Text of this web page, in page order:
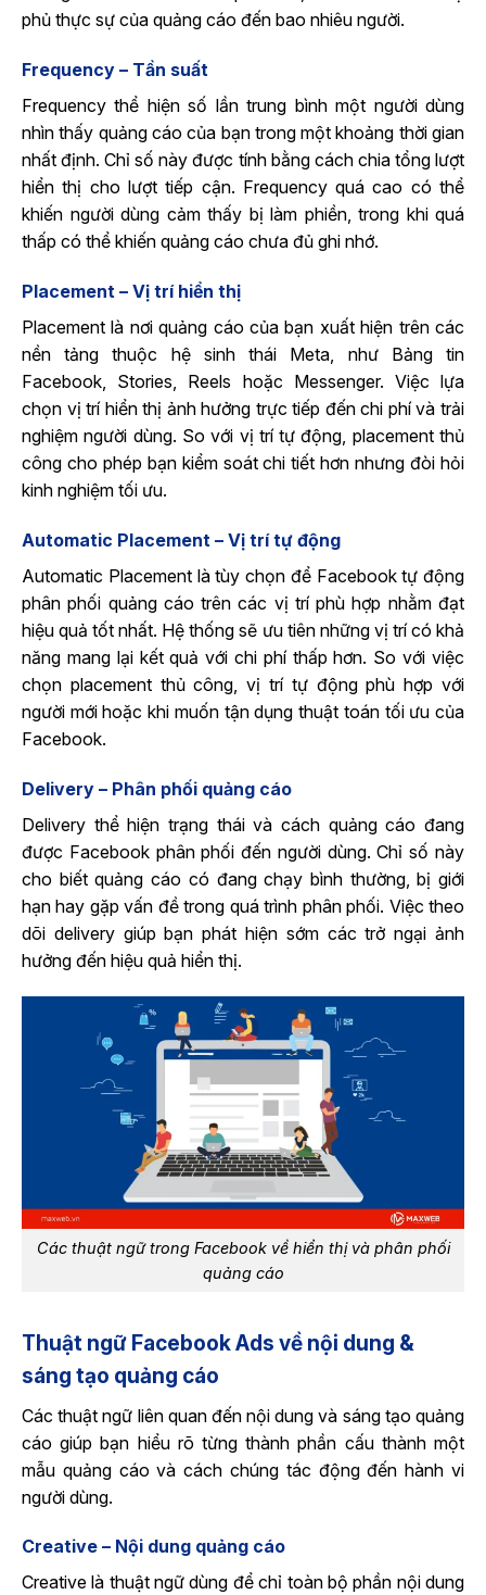
phủ thực sự của quảng cáo đến bao nhiêu người.
Frequency – Tần suất
Frequency thể hiện số lần trung bình một người dùng
nhìn thấy quảng cáo của bạn trong một khoảng thời gian
nhất định. Chỉ số này được tính bằng cách chia tổng lượt
hiển thị cho lượt tiếp cận. Frequency quá cao có thể
khiến người dùng cảm thấy bị làm phiền, trong khi quá
thấp có thể khiến quảng cáo chưa đủ ghi nhớ.
Placement – Vị trí hiển thị
Placement là nơi quảng cáo của bạn xuất hiện trên các
nền tảng thuộc hệ sinh thái Meta, như Bảng tin
Facebook, Stories, Reels hoặc Messenger. Việc lựa
chọn vị trí hiển thị ảnh hưởng trực tiếp đến chi phí và trải
nghiệm người dùng. So với vị trí tự động, placement thủ
công cho phép bạn kiểm soát chi tiết hơn nhưng đòi hỏi
kinh nghiệm tối ưu.
Automatic Placement – Vị trí tự động
Automatic Placement là tùy chọn để Facebook tự động
phân phối quảng cáo trên các vị trí phù hợp nhằm đạt
hiệu quả tốt nhất. Hệ thống sẽ ưu tiên những vị trí có khả
năng mang lại kết quả với chi phí thấp hơn. So với việc
chọn placement thủ công, vị trí tự động phù hợp với
người mới hoặc khi muốn tận dụng thuật toán tối ưu của
Facebook.
Delivery – Phân phối quảng cáo
Delivery thể hiện trạng thái và cách quảng cáo đang
được Facebook phân phối đến người dùng. Chỉ số này
cho biết quảng cáo có đang chạy bình thường, bị giới
hạn hay gặp vấn đề trong quá trình phân phối. Việc theo
dõi delivery giúp bạn phát hiện sớm các trở ngại ảnh
hưởng đến hiệu quả hiển thị.
Các thuật ngữ trong Facebook về hiển thị và phân phối
quảng cáo
Thuật ngữ Facebook Ads về nội dung &
sáng tạo quảng cáo
Các thuật ngữ liên quan đến nội dung và sáng tạo quảng
cáo giúp bạn hiểu rõ từng thành phần cấu thành một
mẫu quảng cáo và cách chúng tác động đến hành vi
người dùng.
Creative – Nội dung quảng cáo
Creative là thuật ngữ dùng để chỉ toàn bộ phần nội dung